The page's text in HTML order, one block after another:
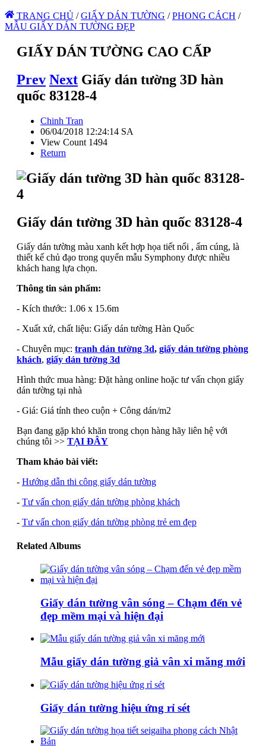
TRANG CHỦ / GIẤY DÁN TƯỜNG / PHONG CÁCH /
MẪU GIẤY DÁN TƯỜNG ĐẸP
GIẤY DÁN TƯỜNG CAO CẤP
Prev Next Giấy dán tường 3D hàn
quốc 83128-4
Chinh Tran
06/04/2018 12:24:14 SA
View Count 1494
Return
Giấy dán tường 3D hàn quốc 83128-4
Giấy dán tường màu xanh kết hợp họa tiết nổi , ấm cúng, là
thiết kế chủ đạo trong quyển mẫu Symphony được nhiều
khách hang lựa chọn.
Thông tin sản phẩm:
- Kích thước: 1.06 x 15.6m
- Xuất xứ, chất liệu: Giấy dán tường Hàn Quốc
- Chuyên mục: tranh dán tường 3d, giấy dán tường phòng
khách, giấy dán tường 3d
Hình thức mua hàng: Đặt hàng online hoặc tư vấn chọn giấy
dán tường tại nhà
- Giá: Giá tính theo cuộn + Công dán/m2
Bạn đang gặp khó khăn trong chọn hàng hãy liên hệ với
chúng tôi >> TẠI ĐÂY
Tham khảo bài viết:
- Hướng dẫn thi công giấy dán tường
- Tư vấn chọn giấy dán tường phòng khách
- Tư vấn chọn giấy dán tường phòng trẻ em đẹp
Related Albums
Giấy dán tường vân sóng – Chạm đến vẻ
đẹp mềm mại và hiện đại
Mẫu giấy dán tường giả vân xi măng mới
Giấy dán tường hiệu ứng rỉ sét